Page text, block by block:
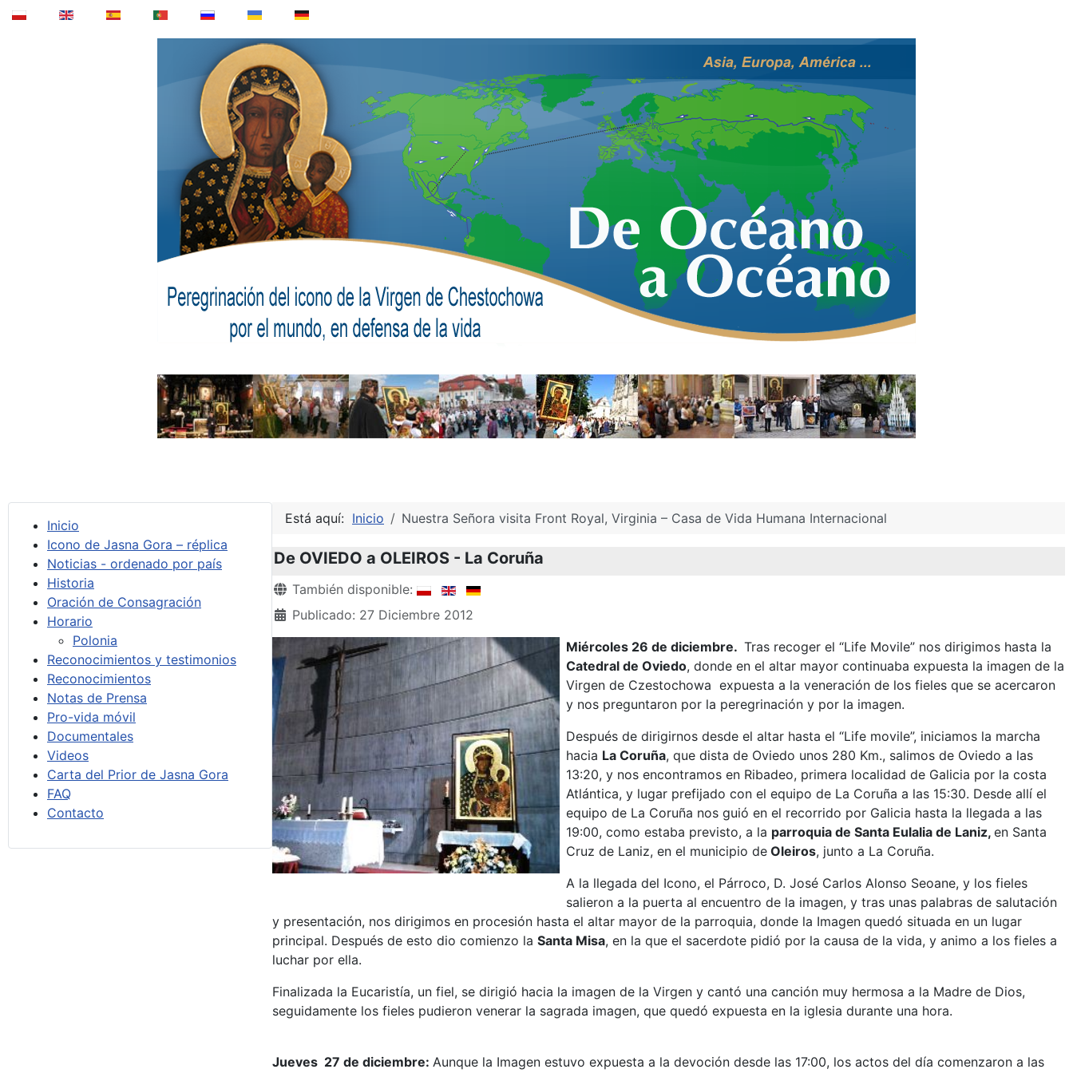
Inicio
Icono de Jasna Gora – réplica
Noticias - ordenado por país
Historia
Oración de Consagración
Horario
Polonia
Reconocimientos y testimonios
Reconocimientos
Notas de Prensa
Pro-vida móvil
Documentales
Videos
Carta del Prior de Jasna Gora
FAQ
Contacto
Está aquí: Inicio Nuestra Señora visita Front Royal, Virginia – Casa de Vida Humana Internacional
De OVIEDO a OLEIROS - La Coruña
Detalles
También disponible:
Publicado: 27 Diciembre 2012
Miércoles 26 de diciembre. Tras recoger el “Life Movile” nos dirigimos hasta la
Catedral de Oviedo, donde en el altar mayor continuaba expuesta la imagen de la
Virgen de Czestochowa expuesta a la veneración de los fieles que se acercaron
y nos preguntaron por la peregrinación y por la imagen.
Después de dirigirnos desde el altar hasta el “Life movile”, iniciamos la marcha
hacia La Coruña, que dista de Oviedo unos 280 Km., salimos de Oviedo a las
13:20, y nos encontramos en Ribadeo, primera localidad de Galicia por la costa
Atlántica, y lugar prefijado con el equipo de La Coruña a las 15:30. Desde allí el
equipo de La Coruña nos guió en el recorrido por Galicia hasta la llegada a las
19:00, como estaba previsto, a la parroquia de Santa Eulalia de Laniz, en Santa
Cruz de Laniz, en el municipio de Oleiros, junto a La Coruña.
A la llegada del Icono, el Párroco, D. José Carlos Alonso Seoane, y los fieles
salieron a la puerta al encuentro de la imagen, y tras unas palabras de salutación
y presentación, nos dirigimos en procesión hasta el altar mayor de la parroquia, donde la Imagen quedó situada en un lugar
principal. Después de esto dio comienzo la Santa Misa, en la que el sacerdote pidió por la causa de la vida, y animo a los fieles a
luchar por ella.
Finalizada la Eucaristía, un fiel, se dirigió hacia la imagen de la Virgen y cantó una canción muy hermosa a la Madre de Dios,
seguidamente los fieles pudieron venerar la sagrada imagen, que quedó expuesta en la iglesia durante una hora.
Jueves 27 de diciembre: Aunque la Imagen estuvo expuesta a la devoción desde las 17:00, los actos del día comenzaron a las